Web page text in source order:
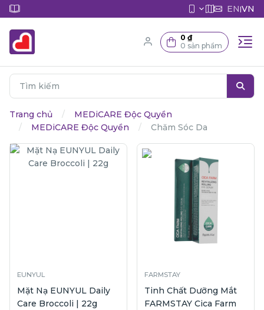
EN|VN
0 ₫
0 sản phẩm
Trang chủ
MEDiCARE Độc Quyền
MEDiCARE Độc Quyền
Chăm Sóc Da
EUNYUL
Mặt Nạ EUNYUL Daily
Care Broccoli | 22g
FARMSTAY
Tinh Chất Dưỡng Mắt
FARMSTAY Cica Farm